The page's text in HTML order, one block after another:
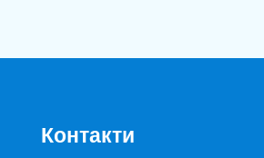
Контакти